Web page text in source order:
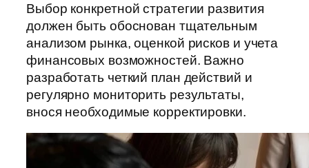
Выбор конкретной стратегии развития
должен быть обоснован тщательным
анализом рынка, оценкой рисков и учета
финансовых возможностей. Важно
разработать четкий план действий и
регулярно мониторить результаты,
внося необходимые корректировки.